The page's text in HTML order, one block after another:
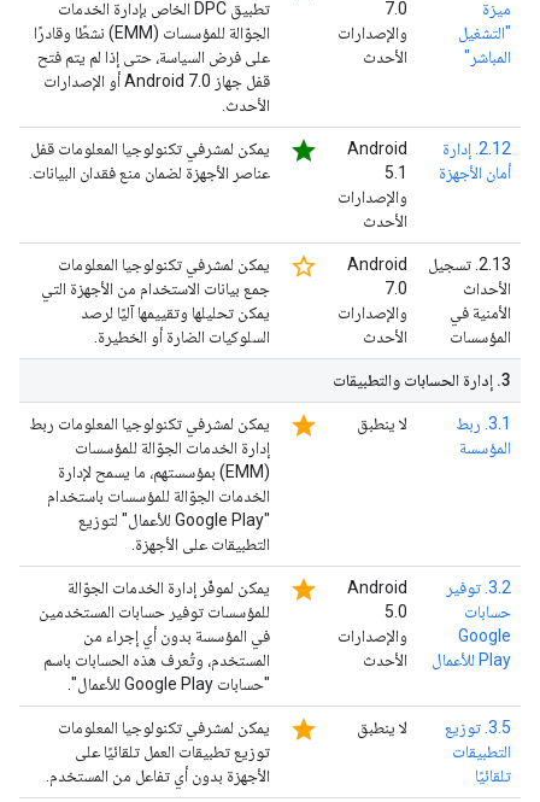
ميزة
"التشغيل
المباشر"
7.0
والإصدارات
الأحدث
تطبيق DPC الخاص بإدارة الخدمات
الجوّالة للمؤسسات (EMM) نشطًا وقادرًا
على فرض السياسة، حتى إذا لم يتم فتح
قفل جهاز Android 7.0 أو الإصدارات
الأحدث.
2.12. إدارة
أمان الأجهزة
‫Android
5.1
والإصدارات
الأحدث
star
يمكن لمشرفي تكنولوجيا المعلومات قفل
عناصر الأجهزة لضمان منع فقدان البيانات.
‫2.13. تسجيل
الأحداث
الأمنية في
المؤسسات
‫Android
7.0
والإصدارات
الأحدث
star_border
يمكن لمشرفي تكنولوجيا المعلومات
جمع بيانات الاستخدام من الأجهزة التي
يمكن تحليلها وتقييمها آليًا لرصد
السلوكيات الضارة أو الخطيرة.
3
. إدارة الحسابات والتطبيقات
3.1. ربط
المؤسسة
لا ينطبق star
يمكن لمشرفي تكنولوجيا المعلومات ربط
إدارة الخدمات الجوّالة للمؤسسات
(EMM) بمؤسستهم، ما يسمح لإدارة
الخدمات الجوّالة للمؤسسات باستخدام
"Google Play للأعمال" لتوزيع
التطبيقات على الأجهزة.
‫3.2. توفير
حسابات
Google
Play للأعمال
‫Android
5.0
والإصدارات
الأحدث
star
يمكن لموفّر إدارة الخدمات الجوّالة
للمؤسسات توفير حسابات المستخدمين
في المؤسسة بدون أي إجراء من
المستخدم، وتُعرف هذه الحسابات باسم
"حسابات Google Play للأعمال".
3.5. توزيع
التطبيقات
تلقائيًا
لا ينطبق star
يمكن لمشرفي تكنولوجيا المعلومات
توزيع تطبيقات العمل تلقائيًا على
الأجهزة بدون أي تفاعل من المستخدم.